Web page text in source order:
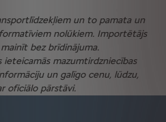
un to pamata un
nolūkiem. Importētājs
bez brīdinājuma.
ieteicamās mazumtirdzniecības
un galīgo cenu, lūdzu,
oficiālo pārstāvi.